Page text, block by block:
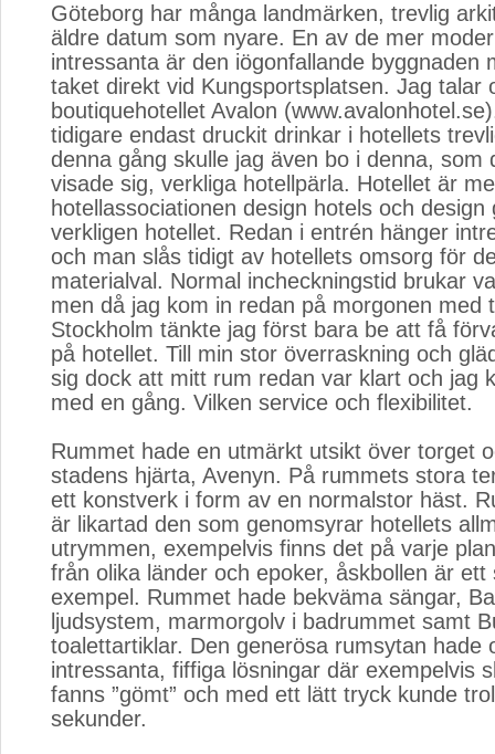
Göteborg har många landmärken, trevlig
äldre datum som nyare. En av de mer
intressanta är den iögonfallande byggnaden
taket direkt vid Kungsportsplatsen. Jag talar
boutiquehotellet Avalon
tidigare endast druckit drinkar i hotellets
denna gång skulle jag även bo i denna, som
visade sig, verkliga hotellpärla. Hotellet är
hotellassociationen design hotels och design
verkligen hotellet. Redan i entrén hänger
och man slås tidigt av hotellets omsorg för
materialval. Normal incheckningstid brukar
men då jag kom in redan på morgonen med
Stockholm tänkte jag först bara be att få
på hotellet. Till min stor överraskning och
sig dock att mitt rum redan var klart och jag
med en gång. Vilken service och flexibilitet.
Rummet hade en utmärkt utsikt över torget
stadens hjärta, Avenyn. På rummets stora
ett konstverk i form av en normalstor häst.
är likartad den som genomsyrar hotellets
utrymmen, exempelvis finns det på varje
från olika länder och epoker, åskbollen är ett
exempel. Rummet hade bekväma sängar,
ljudsystem, marmorgolv i badrummet samt
toalettartiklar. Den generösa rumsytan hade
intressanta, fiffiga lösningar där exempelvis
fanns ”gömt” och med ett lätt tryck kunde
sekunder.